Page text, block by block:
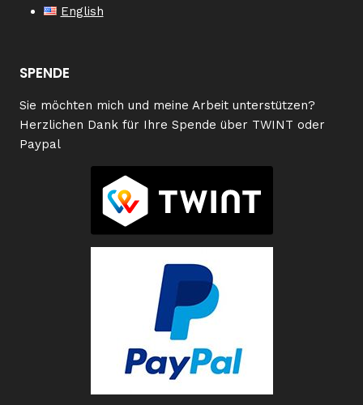
English
SPENDE
Sie möchten mich und meine Arbeit unterstützen?
Herzlichen Dank für Ihre Spende über TWINT oder
Paypal